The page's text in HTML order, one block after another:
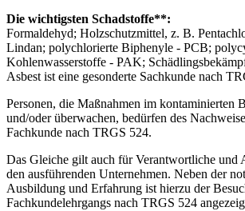
Die wichtigsten Schadstoffe**:
Formaldehyd; Holzschutzmittel, z. B.
Lindan; polychlorierte Biphenyle - PCB;
Kohlenwasserstoffe - PAK;
Asbest ist eine gesonderte Sachkunde nach
Personen, die Maßnahmen im kontaminierten
und/oder überwachen, bedürfen des
Fachkunde nach TRGS 524.
Das Gleiche gilt auch für Verantwortliche und
den ausführenden Unternehmen. Neben der
Ausbildung und Erfahrung ist hierzu der
Fachkundelehrgangs nach TRGS 524